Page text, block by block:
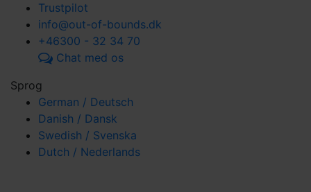
Trustpilot
info@out-of-bounds.dk
+46300 - 32 34 70
Chat med os
Sprog
German / Deutsch
Danish / Dansk
Swedish / Svenska
Dutch / Nederlands